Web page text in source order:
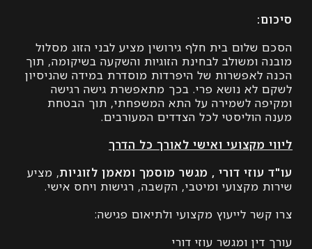
בית חלף גירושין מציע לבני הזוג מסלול
ומשולב לבחינת הזוגיות והשקעה בשיקומה, תוך
של היפרדות מוסדרת במידה שהניסיון
נושא פרי. בכך מתאפשרת גישה רגישה
לשמירה על התא המשפחתי, תוך הבטחת
לכל הצדדים המעורבים.
מקצועי ואישי לאורך כל הדרך
דורי , מגשר מוסמך ומאמן לזוגיות, מציע
מקצועי ומיטבי, הקשבה, רגישות ויחס אישי.
לייעוץ מקצועי ולתיאום פגישה:
ומגשר עוזי דורי